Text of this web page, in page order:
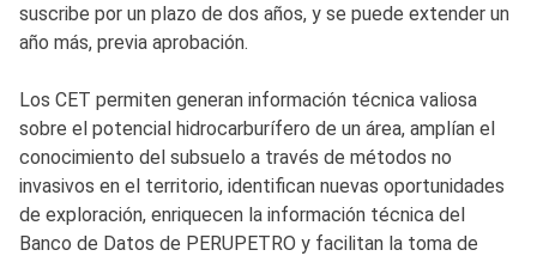
suscribe por un plazo de dos años, y se puede extender un
año más, previa aprobación.
Los CET permiten generan información técnica valiosa
sobre el potencial hidrocarburífero de un área, amplían el
conocimiento del subsuelo a través de métodos no
invasivos en el territorio, identifican nuevas oportunidades
de exploración, enriquecen la información técnica del
Banco de Datos de PERUPETRO y facilitan la toma de